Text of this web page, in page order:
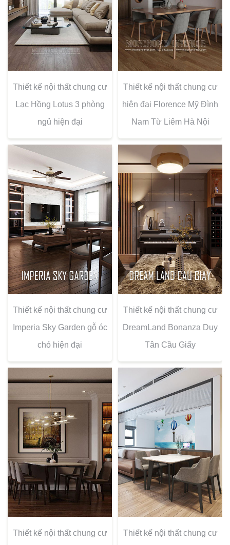
Thiết kế nội thất chung cư
Lạc Hồng Lotus 3 phòng
ngủ hiện đại
Thiết kế nội thất chung cư
hiện đại Florence Mỹ Đình
Nam Từ Liêm Hà Nội
Thiết kế nội thất chung cư
Imperia Sky Garden gỗ óc
chó hiện đại
Thiết kế nội thất chung cư
DreamLand Bonanza Duy
Tân Cầu Giấy
Thiết kế nội thất chung cư
Thiết kế nội thất chung cư